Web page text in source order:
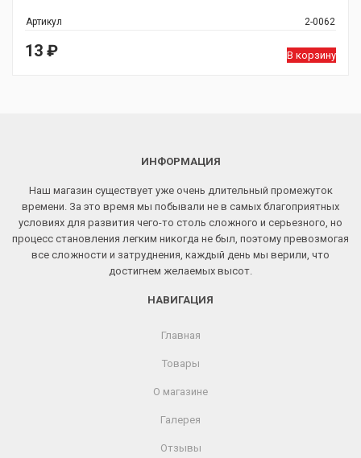
Артикул 2-0062
13 ₽ В корзину
ИНФОРМАЦИЯ
Наш магазин существует уже очень длительный промежуток
времени. За это время мы побывали не в самых благоприятных
условиях для развития чего-то столь сложного и серьезного, но
процесс становления легким никогда не был, поэтому превозмогая
все сложности и затруднения, каждый день мы верили, что
достигнем желаемых высот.
НАВИГАЦИЯ
Главная
Товары
О магазине
Галерея
Отзывы